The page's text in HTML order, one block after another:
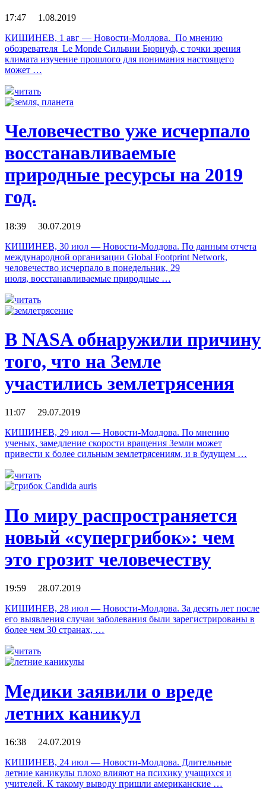
17:47 1.08.2019
КИШИНЕВ, 1 авг — Новости-Молдова. По мнению
обозревателя Le Monde Сильвии Бюрнуф, с точки зрения
климата изучение прошлого для понимания настоящего
может …
читать
Человечество уже исчерпало
восстанавливаемые
природные ресурсы на 2019
год.
18:39 30.07.2019
КИШИНЕВ, 30 июл — Новости-Молдова. По данным отчета
международной организации Global Footprint Network,
человечество исчерпало в понедельник, 29
июля, восстанавливаемые природные …
читать
В NASA обнаружили причину
того, что на Земле
участились землетрясения
11:07 29.07.2019
КИШИНЕВ, 29 июл — Новости-Молдова. По мнению
ученых, замедление скорости вращения Земли может
привести к более сильным землетрясениям, и в будущем …
читать
По миру распространяется
новый «супергрибок»: чем
это грозит человечеству
19:59 28.07.2019
КИШИНЕВ, 28 июл — Новости-Молдова. За десять лет после
его выявления случаи заболевания были зарегистрированы в
более чем 30 странах, …
читать
Медики заявили о вреде
летних каникул
16:38 24.07.2019
КИШИНЕВ, 24 июл — Новости-Молдова. Длительные
летние каникулы плохо влияют на психику учащихся и
учителей. К такому выводу пришли американские …